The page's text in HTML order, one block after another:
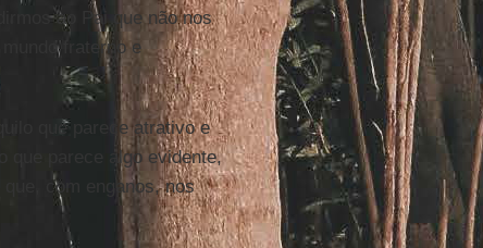
ao Pai que não nos
fraterno e
que parece atrativo e
que parece algo evidente,
que, com enganos, nos